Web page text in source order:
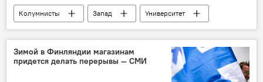
Колумнисты Запад
Университет
Образование
Зимой в Финляндии магазинам
придется делать перерывы — СМИ